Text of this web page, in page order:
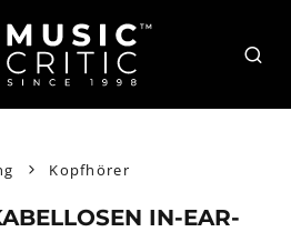
Kopfhörer
IN-EAR-